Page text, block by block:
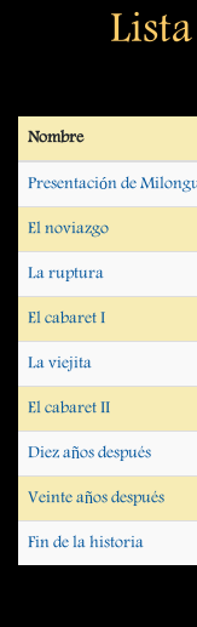
Nombre
Presentación de
El noviazgo
La ruptura
El cabaret I
La viejita
El cabaret II
Diez años después
Veinte años después
Fin de la historia